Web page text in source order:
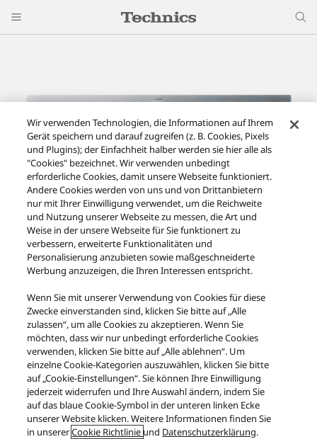
zur Produktseite
Drucken
Wir verwenden Technologien, die Informationen auf Ihrem
Gerät speichern und darauf zugreifen (z. B. Cookies, Pixels
und Plugins); der Einfachheit halber werden sie hier alle als
"Cookies" bezeichnet. Wir verwenden unbedingt
erforderliche Cookies, damit unsere Webseite funktioniert.
Andere Cookies werden von uns und von Drittanbietern
nur mit Ihrer Einwilligung verwendet, um die Reichweite
und Nutzung unserer Webseite zu messen, die Art und
Weise in der unsere Webseite für Sie funktionert zu
verbessern, erweiterte Funktionalitäten und
Personalisierung anzubieten sowie maßgeschneiderte
Werbung anzuzeigen, die Ihren Interessen entspricht.
Wenn Sie mit unserer Verwendung von Cookies für diese
Zwecke einverstanden sind, klicken Sie bitte auf „Alle
zulassen“, um alle Cookies zu akzeptieren. Wenn Sie
möchten, dass wir nur unbedingt erforderliche Cookies
verwenden, klicken Sie bitte auf „Alle ablehnen“. Um
einzelne Cookie-Kategorien auszuwählen, klicken Sie bitte
auf „Cookie-Einstellungen“. Sie können Ihre Einwilligung
jederzeit widerrufen und Ihre Auswahl ändern, indem Sie
auf das blaue Cookie-Symbol in der unteren linken Ecke
unserer Website klicken. Weitere Informationen finden Sie
in unsererCookie Richtlinie und Datenschutzerklärung.